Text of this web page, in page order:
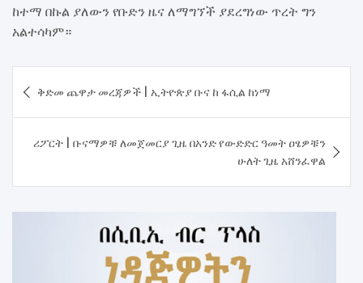
ከተማ በኩል ያለውን የቡድን ዜና ለማግኘች ያደረግነው ጥረት ግን
አልተሳካም።
navigation
ቅድመ ጨዋታ መረጃዎች | ኢትዮጵያ ቡና ከ ፋሲል ከነማ
ሪፖርት | ቡናማዎቹ ለመጀመርያ ጊዜ በአንድ የውድድር ዓመት ዐፄዎቹን
ሁለት ጊዜ አሸንፈዋል